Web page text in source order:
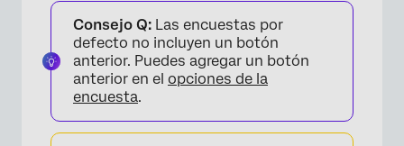
Consejo Q: Las encuestas por
defecto no incluyen un botón
anterior. Puedes agregar un botón
anterior en el opciones de la
encuesta.